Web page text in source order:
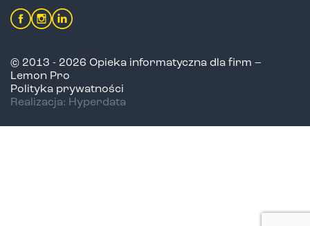
© 2013 - 2026 Opieka informatyczna dla firm –
Lemon Pro
Polityka prywatności
Realizacja: Hyperdata